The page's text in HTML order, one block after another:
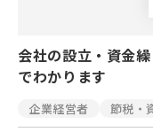
会社の設立・資金
でわかります
企業経営者 節税・